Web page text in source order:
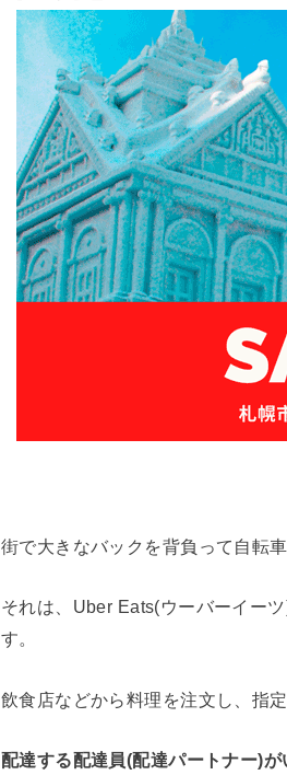
街で大きなバックを背負って自転
それは、Uber Eats(ウーバーイー
す。
飲食店などから料理を注文し、指
配達する配達員(配達パートナー)